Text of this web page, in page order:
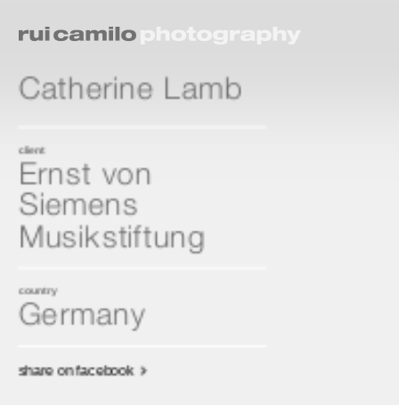
Catherine Lamb
client
Ernst von
Siemens
Musikstiftung
country
Germany
share on facebook